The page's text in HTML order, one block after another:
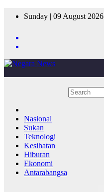
Sunday | 09 August 2026
Nasional
Sukan
Teknologi
Kesihatan
Hiburan
Ekonomi
Antarabangsa